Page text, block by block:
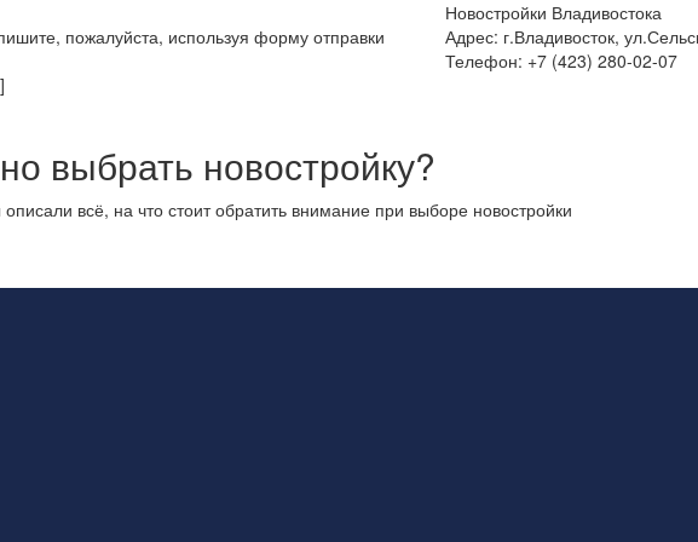
пожалуйста, используя форму отправки
Новостройки Владивостока
Адрес: г.Владивосток,
Телефон: +7 (423) 280-02-07
выбрать новостройку?
всё, на что стоит обратить внимание при выборе новостройки